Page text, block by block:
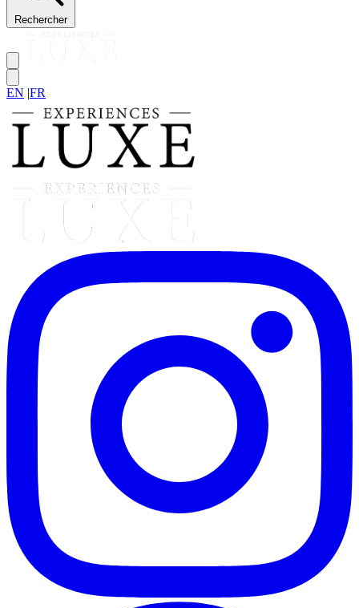
Rechercher
EN |FR